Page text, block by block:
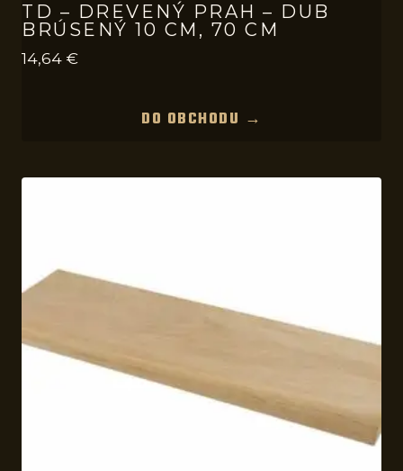
TD – DREVENÝ PRAH – DUB
BRÚSENÝ 10 CM, 70 CM
14,64 €
DO OBCHODU →